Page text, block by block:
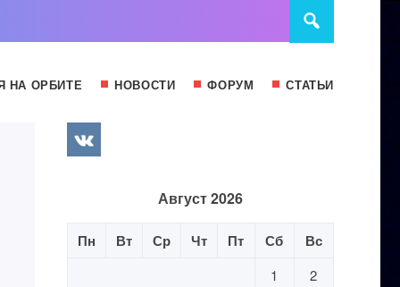
НА ОРБИТЕ НОВОСТИ ФОРУМ СТАТЬИ
Август 2026
Пн Вт Ср Чт Пт Сб Вс
1
2